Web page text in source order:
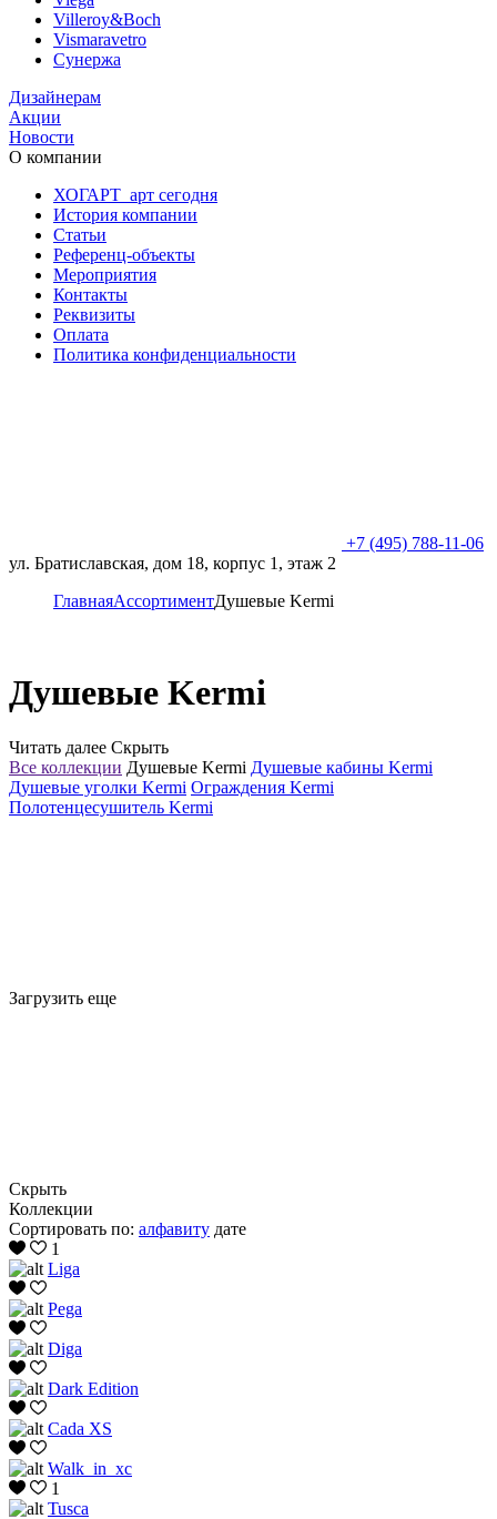
Villeroy&Boch
Vismaravetro
Сунержа
Дизайнерам
Акции
Новости
О компании
ХОГАРТ_арт сегодня
История компании
Статьи
Референц-объекты
Мероприятия
Контакты
Реквизиты
Оплата
Политика конфиденциальности
+7 (495) 788-11-06
ул. Братиславская, дом 18, корпус 1, этаж 2
ГлавнаяАссортиментДушевые Kermi
Душевые Kermi
Читать далее Скрыть
Все коллекции Душевые Kermi Душевые кабины Kermi
Душевые уголки Kermi Ограждения Kermi
Полотенцесушитель Kermi
Загрузить еще
Скрыть
Коллекции
Сортировать по: алфавиту дате
1
Liga
Pega
Diga
Dark Edition
Cada XS
Walk_in_xc
1
Tusca